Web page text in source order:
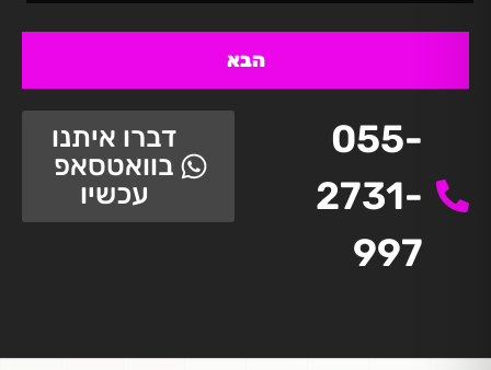
הבא
055-
2731-
997
דברו איתנו
בוואטסאפ
עכשיו